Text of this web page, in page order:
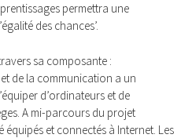
permettra une
des chances’.
sa composante :
de la communication a un
d’ordinateurs et de
A mi-parcours du projet
équipés et connectés à Internet. Les